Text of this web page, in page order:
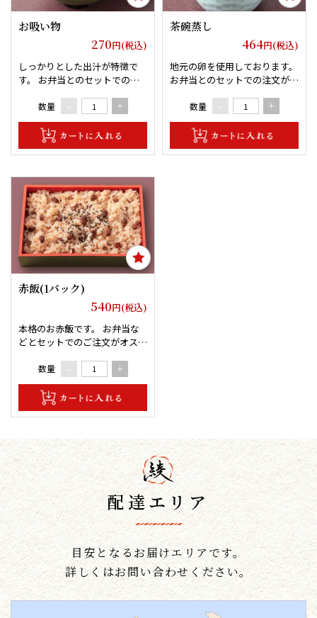
お吸い物
270円(税込)
しっかりとした出汁が特徴で
す。 お弁当とのセットでの注
数量 - +
茶碗蒸し
464円(税込)
地元の卵を使用しております。
お弁当とのセットでの注文がオ
数量 - +
赤飯(1パック)
540円(税込)
本格のお赤飯です。 お弁当な
どとセットでのご注文がオスス
12cm×17cm
数量 - +
配達エリア
目安となるお届けエリアです。
詳しくはお問い合わせください。